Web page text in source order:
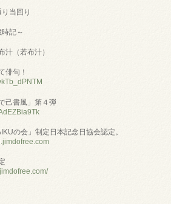
当回り
時記～
汁（若布汁）
俳句！
己書風」第４弾
の会」制定日本記念日協会認定。